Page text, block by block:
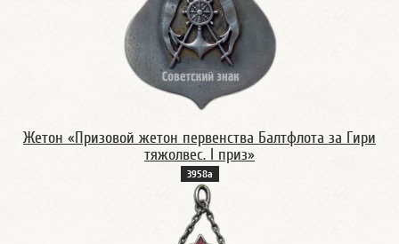
Жетон «Призовой жетон первенства Балтфлота за Гири
тяжолвес. I приз»
3958а